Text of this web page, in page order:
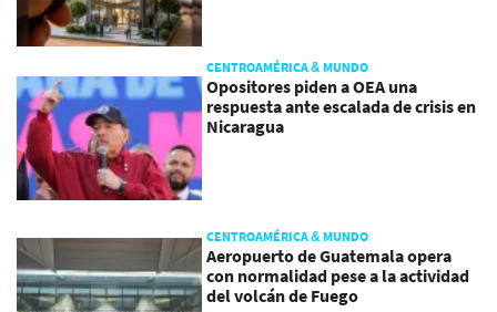
CENTROAMÉRICA & MUNDO
Opositores piden a OEA una
respuesta ante escalada de crisis en
Nicaragua
CENTROAMÉRICA & MUNDO
Aeropuerto de Guatemala opera
con normalidad pese a la actividad
del volcán de Fuego